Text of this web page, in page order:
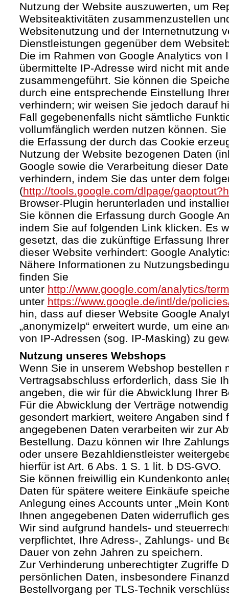
Nutzung der Website auszuwerten, um
Websiteaktivitäten zusammenzustellen
Websitenutzung und der Internetnutzung
Dienstleistungen gegenüber dem
Die im Rahmen von Google Analytics von
übermittelte IP-Adresse wird nicht mit
zusammengeführt. Sie können die
durch eine entsprechende Einstellung
verhindern; wir weisen Sie jedoch darauf
Fall gegebenenfalls nicht sämtliche
vollumfänglich werden nutzen können.
die Erfassung der durch das Cookie
Nutzung der Website bezogenen Daten
Google sowie die Verarbeitung dieser
verhindern, indem Sie das unter dem
(http://tools.google.com/dlpage/
Browser-Plugin herunterladen und
Sie können die Erfassung durch Google
indem Sie auf folgenden Link klicken. Es
gesetzt, das die zukünftige Erfassung
dieser Website verhindert: Google
Nähere Informationen zu
finden Sie
unter http://www.google.com/analytics/
unter https://www.google.de/intl/de/
hin, dass auf dieser Website Google
„anonymizeIp“ erweitert wurde, um eine
von IP-Adressen (sog. IP-Masking) zu
Nutzung unseres Webshops
Wenn Sie in unserem Webshop bestellen
Vertragsabschluss erforderlich, dass Sie
angeben, die wir für die Abwicklung Ihrer
Für die Abwicklung der Verträge
gesondert markiert, weitere Angaben sind
angegebenen Daten verarbeiten wir zur
Bestellung. Dazu können wir Ihre
oder unsere Bezahldienstleister
hierfür ist Art. 6 Abs. 1 S. 1 lit. b DS-GVO.
Sie können freiwillig ein Kundenkonto
Daten für spätere weitere Einkäufe
Anlegung eines Accounts unter „Mein
Ihnen angegebenen Daten widerruflich
Wir sind aufgrund handels- und
verpflichtet, Ihre Adress-, Zahlungs- und
Dauer von zehn Jahren zu speichern.
Zur Verhinderung unberechtigter Zugriffe
persönlichen Daten, insbesondere
Bestellvorgang per TLS-Technik